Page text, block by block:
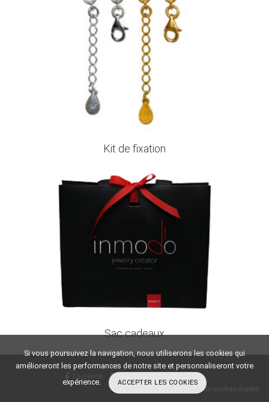
Si vous poursuivez la navigation, nous utiliserons les cookies qui
amélioreront les performances de notre site et personnaliseront votre
expérience.
ACCEPTER LES COOKIES
Kit de fixation
Sac cadeaux
YouTube
Mentions Légales
Politique de confidentialité